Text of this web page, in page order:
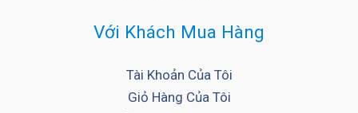
Với Khách Mua Hàng
Tài Khoản Của Tôi
Giỏ Hàng Của Tôi